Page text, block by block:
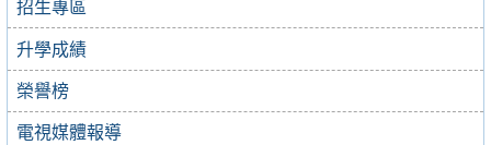
招生專區
升學成績
榮譽榜
電視媒體報導